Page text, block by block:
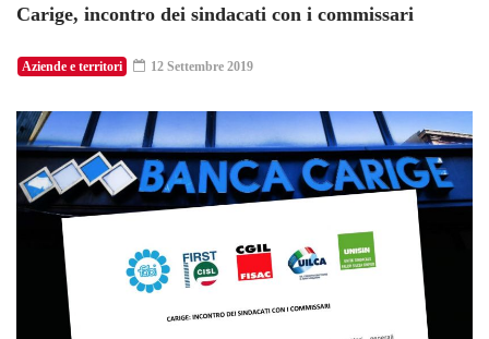
Carige, incontro dei sindacati con i commissari
Aziende e territori 12 Settembre 2019